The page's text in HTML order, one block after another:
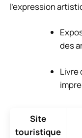
l’expression
des
Livre
Site
touristique